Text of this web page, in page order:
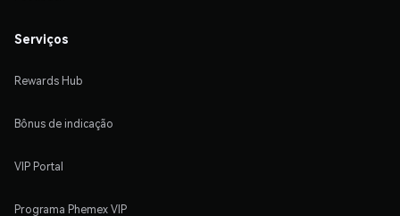
Serviços
Rewards Hub
Bônus de indicação
VIP Portal
Programa Phemex VIP